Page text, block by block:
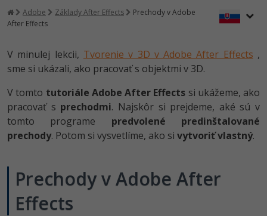
Kurzy programovania
Java -80%
C# .NET
Python -80%
JavaScript -80%
C++ -80%
Testovanie softvéru
Marketing
WordPress
-30%
UX
Business
Kurzy dizajnu
HTML/CSS -80%
Photoshop -80%
-80%
Adobe Lightroom -30%
Adobe XD
Adobe Základy After Effects
Prechody v Adobe
After Effects
V minulej lekcii, Tvorenie v 3D v Adobe After Effects ,
sme si ukázali, ako pracovať s objektmi v 3D.
V tomto tutoriále Adobe After Effects si ukážeme, ako
pracovať s prechodmi. Najskôr si prejdeme, aké sú v
tomto programe predvolené predinštalované
prechody. Potom si vysvetlíme, ako si vytvoriť vlastný.
Prechody v Adobe After
Effects